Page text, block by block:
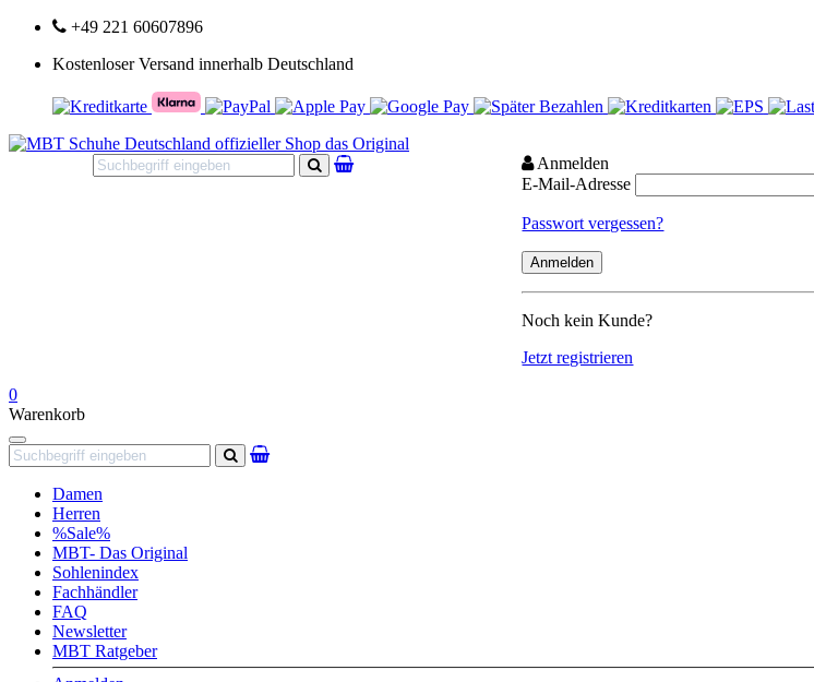
+49 221 60607896
Kostenloser Versand innerhalb Deutschland
Suchen
Anmelden
E-Mail-Adresse
Passwort vergessen?
Noch kein Kunde?
Jetzt registrieren
0
Warenkorb
Navigation
Suchen
Damen
Herren
%Sale%
MBT- Das Original
Sohlenindex
Fachhändler
FAQ
Newsletter
MBT Ratgeber